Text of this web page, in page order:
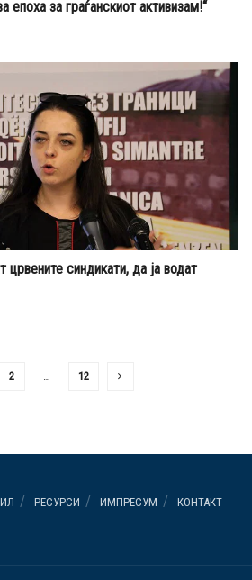
епоха за граѓанскиот активизам!“
црвените синдикати, да ја водат
2 … 12
РЕСУРСИ ИМПРЕСУМ КОНТАКТ